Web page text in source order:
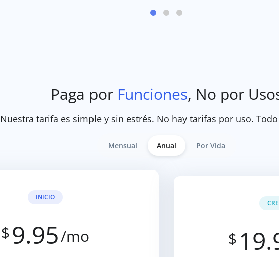
Paga por Funciones, No por
Nuestra tarifa es simple y sin estrés. No hay tarifas por uso.
Mensual Anual Por Vida
INICIO
$9.95/mo $